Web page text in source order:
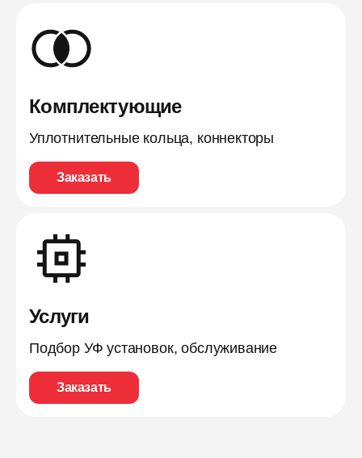
Комплектующие
Уплотнительные кольца, коннекторы
Заказать
Услуги
Подбор УФ установок, обслуживание
Заказать